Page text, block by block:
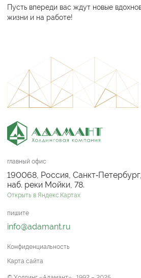
Пусть впереди вас ждут новые
жизни и на работе!
главный офис
190068, Россия, Санкт‑Петербург,
наб. реки Мойки, 78.
Открыть в Яндекс.Картах
пишите
info@adamant.ru
Конфиденциальность
Карта сайта